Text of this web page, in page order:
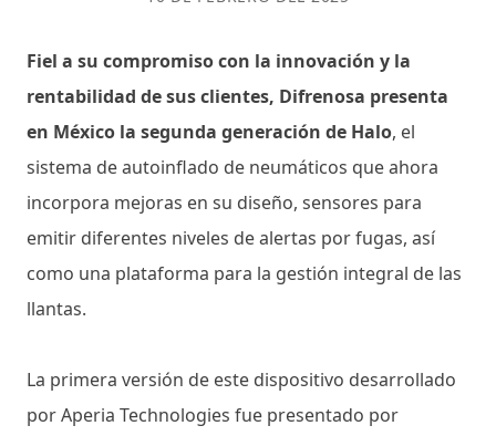
Fiel a su compromiso con la innovación y la
rentabilidad de sus clientes, Difrenosa presenta
en México la segunda generación de Halo, el
sistema de autoinflado de neumáticos que ahora
incorpora mejoras en su diseño, sensores para
emitir diferentes niveles de alertas por fugas, así
como una plataforma para la gestión integral de las
llantas.
La primera versión de este dispositivo desarrollado
por Aperia Technologies fue presentado por